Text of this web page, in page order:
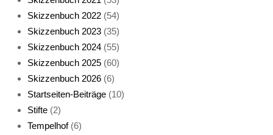
Katze sturmerprobt
Skizzenbuch 2022 (54)
Skizzenbuch 2023 (35)
Skizzenbuch 2024 (55)
Skizzenbuch 2025 (60)
Skizzenbuch 2026 (6)
Startseiten-Beiträge (10)
Stifte (2)
Tempelhof(6)